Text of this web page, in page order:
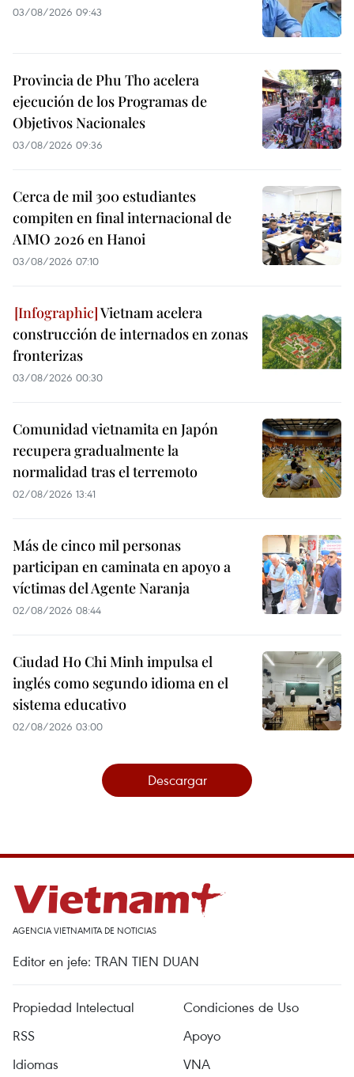
03/08/2026 09:43
Provincia de Phu Tho acelera
ejecución de los Programas de
Objetivos Nacionales
03/08/2026 09:36
Cerca de mil 300 estudiantes
compiten en final internacional de
AIMO 2026 en Hanoi
03/08/2026 07:10
Vietnam acelera
construcción de internados en zonas
fronterizas
03/08/2026 00:30
Comunidad vietnamita en Japón
recupera gradualmente la
normalidad tras el terremoto
02/08/2026 13:41
Más de cinco mil personas
participan en caminata en apoyo a
víctimas del Agente Naranja
02/08/2026 08:44
Ciudad Ho Chi Minh impulsa el
inglés como segundo idioma en el
sistema educativo
02/08/2026 03:00
Descargar
AGENCIA VIETNAMITA DE NOTICIAS
Editor en jefe: TRAN TIEN DUAN
Propiedad Intelectual
Condiciones de Uso
RSS
Apoyo
Idiomas
VNA